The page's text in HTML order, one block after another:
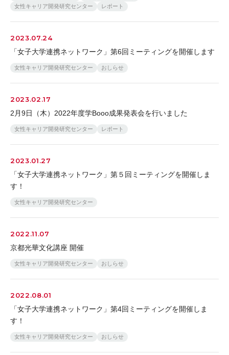
女性キャリア開発研究センター
レポート
2023.07.24
「女子大学連携ネットワーク」第6回ミーティングを開催します
女性キャリア開発研究センター おしらせ
2023.02.17
2月9日（木）2022年度学Booo成果発表会を行いました
女性キャリア開発研究センター レポート
2023.01.27
「女子大学連携ネットワーク」第５回ミーティングを開催しま
す！
女性キャリア開発研究センター
2022.11.07
京都光華文化講座 開催
女性キャリア開発研究センター おしらせ
2022.08.01
「女子大学連携ネットワーク」第4回ミーティングを開催しま
す！
女性キャリア開発研究センター おしらせ